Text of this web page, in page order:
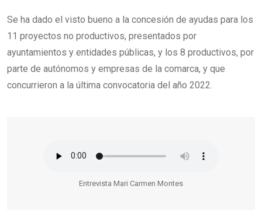
Se ha dado el visto bueno a la concesión de ayudas para los
11 proyectos no productivos, presentados por
ayuntamientos y entidades públicas, y los 8 productivos, por
parte de autónomos y empresas de la comarca, y que
concurrieron a la última convocatoria del año 2022.
Entrevista Mari Carmen Montes